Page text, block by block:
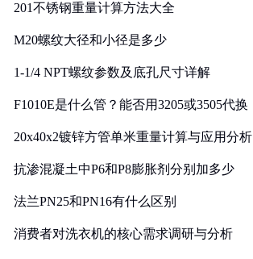
201不锈钢重量计算方法大全
M20螺纹大径和小径是多少
1-1/4 NPT螺纹参数及底孔尺寸详解
F1010E是什么管？能否用3205或3505代换
20x40x2镀锌方管单米重量计算与应用分析
抗渗混凝土中P6和P8膨胀剂分别加多少
法兰PN25和PN16有什么区别
消费者对洗衣机的核心需求调研与分析